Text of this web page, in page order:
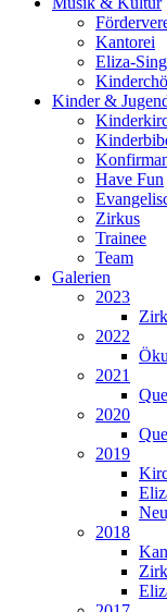
Kantorei
Eliza-
Kinder &
Have Fun
Zirkus
Trainee
Team
Galerien
2023
2022
2021
2020
2019
2018